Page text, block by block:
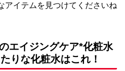
アイテムを見つけてくださいね
エイジングケア*化粧水
りな化粧水はこれ！